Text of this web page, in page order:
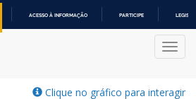
ACESSO À INFORMAÇÃO PARTICIPE
Clique no gráfico para interagir